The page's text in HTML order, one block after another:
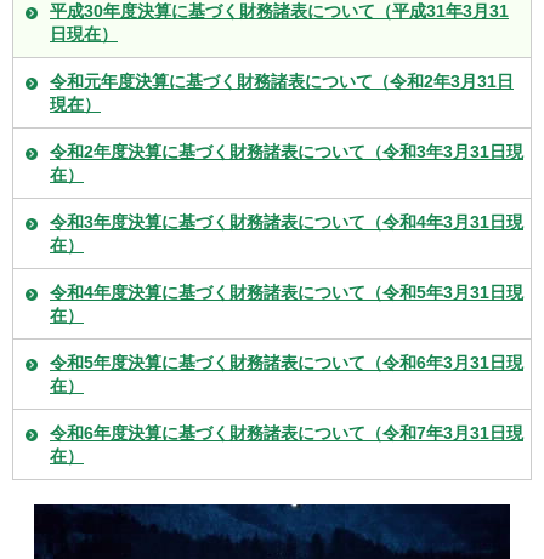
平成30年度決算に基づく財務諸表について（平成31年3月31
日現在）
令和元年度決算に基づく財務諸表について（令和2年3月31日
現在）
令和2年度決算に基づく財務諸表について（令和3年3月31日現
在）
令和3年度決算に基づく財務諸表について（令和4年3月31日現
在）
令和4年度決算に基づく財務諸表について（令和5年3月31日現
在）
令和5年度決算に基づく財務諸表について（令和6年3月31日現
在）
令和6年度決算に基づく財務諸表について（令和7年3月31日現
在）